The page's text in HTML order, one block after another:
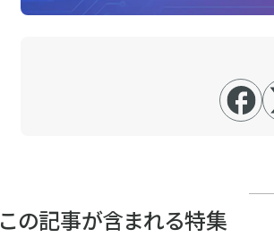
この記事が含まれる特集